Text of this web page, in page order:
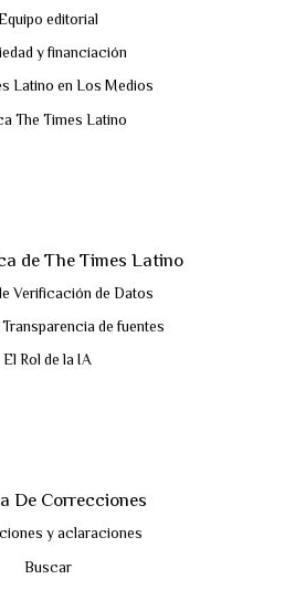
editorial
y financiación
Latino en Los Medios
The Times Latino
de The Times Latino
Verificación de Datos
de fuentes
El Rol de la IA
De Correcciones
y aclaraciones
Buscar